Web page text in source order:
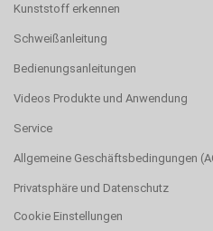
Kunststoff erkennen
Schweißanleitung
Bedienungsanleitungen
Videos Produkte und Anwendung
Service
Allgemeine Geschäftsbedingungen
Privatsphäre und Datenschutz
Cookie Einstellungen